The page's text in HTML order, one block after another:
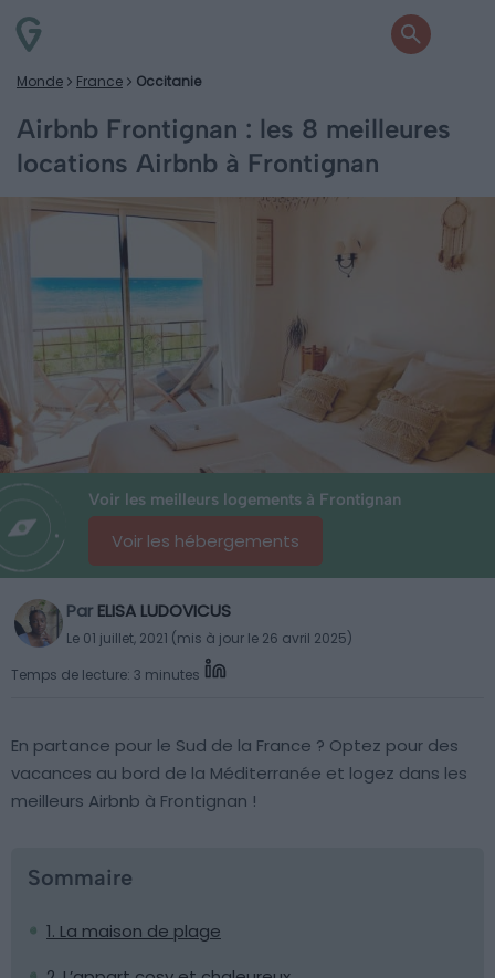
Monde France Occitanie
Airbnb Frontignan : les 8 meilleures
locations Airbnb à Frontignan
Voir les meilleurs logements à Frontignan
Voir les hébergements
Par ELISA LUDOVICUS
Le 01 juillet, 2021 (mis à jour le 26 avril 2025)
Temps de lecture: 3 minutes
En partance pour le Sud de la France ? Optez pour des
vacances au bord de la Méditerranée et logez dans les
meilleurs Airbnb à Frontignan !
Sommaire
1. La maison de plage